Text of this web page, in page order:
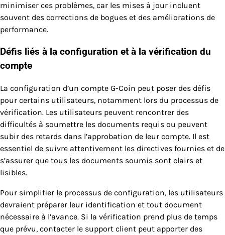
minimiser ces problèmes, car les mises à jour incluent
souvent des corrections de bogues et des améliorations de
performance.
Défis liés à la configuration et à la vérification du
compte
La configuration d’un compte G-Coin peut poser des défis
pour certains utilisateurs, notamment lors du processus de
vérification. Les utilisateurs peuvent rencontrer des
difficultés à soumettre les documents requis ou peuvent
subir des retards dans l’approbation de leur compte. Il est
essentiel de suivre attentivement les directives fournies et de
s’assurer que tous les documents soumis sont clairs et
lisibles.
Pour simplifier le processus de configuration, les utilisateurs
devraient préparer leur identification et tout document
nécessaire à l’avance. Si la vérification prend plus de temps
que prévu, contacter le support client peut apporter des